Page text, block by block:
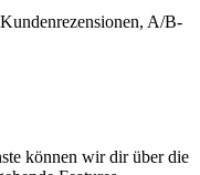
A/B-
können wir dir über die